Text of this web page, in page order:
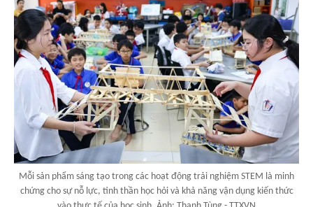
Mỗi sản phẩm sáng tạo trong các hoạt động trải nghiệm STEM là minh
chứng cho sự nỗ lực, tinh thần học hỏi và khả năng vận dụng kiến thức